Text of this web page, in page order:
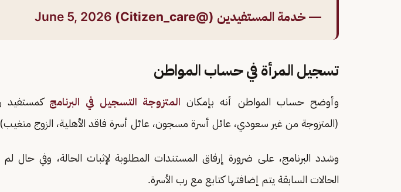
— خدمة المستفيدين (@Citizen_care) June 5, 2026
تسجيل المرأة في حساب المواطن
وأوضح حساب المواطن أنه بإمكان المتزوجة التسجيل في البرنامج كمستفيد
(المتزوجة من غير سعودي، عائل أسرة مسجون، عائل أسرة فاقد الأهلية، الزوج
وشدد البرنامج، على ضرورة إرفاق المستندات المطلوبة لإثبات الحالة، وفي
الحالات السابقة يتم إضافتها كتابع مع رب الأسرة.